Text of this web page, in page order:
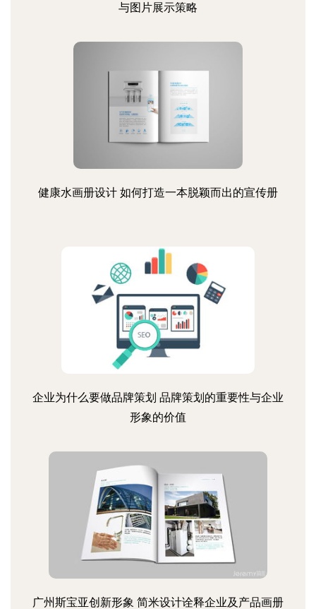
与图片展示策略
健康水画册设计 如何打造一本脱颖而出的宣传册
企业为什么要做品牌策划 品牌策划的重要性与企业
形象的价值
广州斯宝亚创新形象 简米设计诠释企业及产品画册